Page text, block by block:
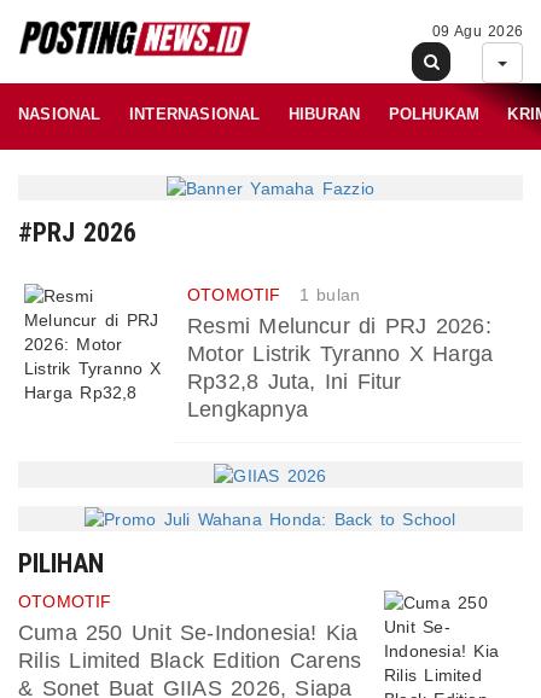
09 Agu 2026
NASIONAL INTERNASIONAL HIBURAN POLHUKAM
#PRJ 2026
OTOMOTIF 1 bulan
Resmi Meluncur di PRJ 2026:
Motor Listrik Tyranno X Harga
Rp32,8 Juta, Ini Fitur
Lengkapnya
PILIHAN
OTOMOTIF
Cuma 250 Unit Se-Indonesia! Kia
Rilis Limited Black Edition Carens
& Sonet Buat GIIAS 2026, Siapa